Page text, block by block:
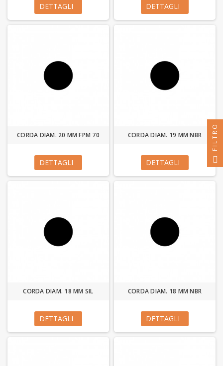
DETTAGLI DETTAGLI
CORDA DIAM. 20 MM FPM 70
DETTAGLI
CORDA DIAM. 19 MM NBR
DETTAGLI
CORDA DIAM. 18 MM SIL
DETTAGLI
CORDA DIAM. 18 MM NBR
DETTAGLI
FILTRO